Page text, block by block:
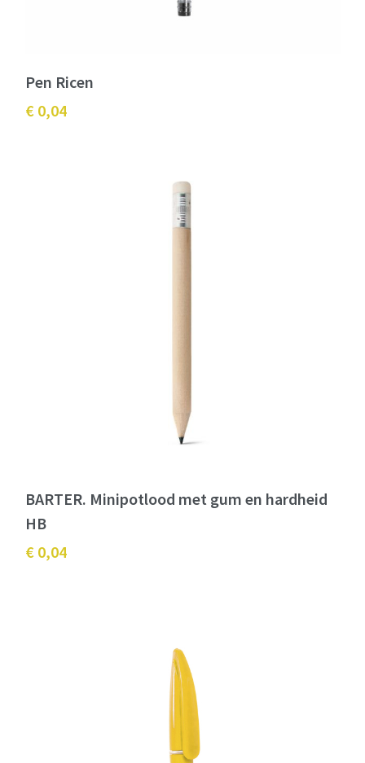
Pen Ricen
€ 0,04
BARTER. Minipotlood met gum en hardheid
HB
€ 0,04